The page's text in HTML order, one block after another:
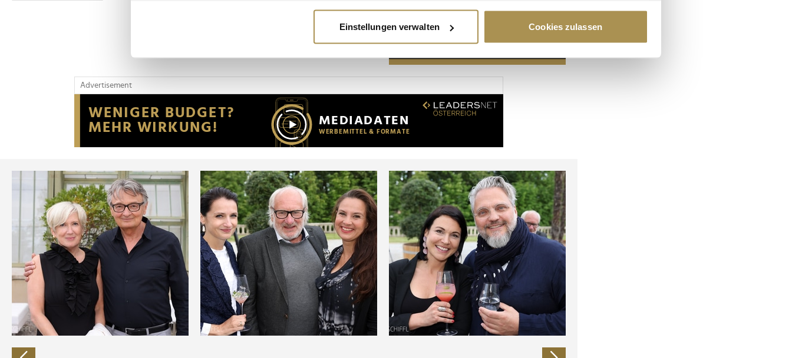
Erfahren Sie mehr darüber, wie Ihre persönlichen Daten verarbeitet werden, und legen Sie Ihre Präferenzen im
Wir verwenden Cookies, um Inhalte und Anzeigen zu personalisieren, Funktionen für soziale Medien anbieten zu können
Website an unsere Partner für soziale Medien, Werbung und Analysen weiter. Unsere Partner führen diese Informationen
möglicherweise mit weiteren Daten zusammen, die Sie ihnen bereitgestellt haben oder die sie im Rahmen Ihrer Nutzung
der Dienste gesammelt haben.
Einstellungen verwalten Cookies zulassen
Advertisement